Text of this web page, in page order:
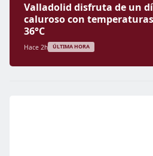
Valladolid disfruta de un
caluroso con
36°C
Hace 2h ÚLTIMA HORA